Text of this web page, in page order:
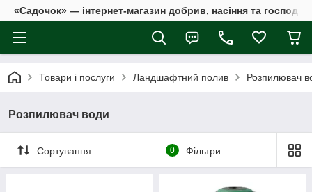
«Садочок» — інтернет-магазин добрив, насіння та
Товари і послуги Ландшафтний полив Розпилювач
Розпилювач води
Сортування 0 Фільтри